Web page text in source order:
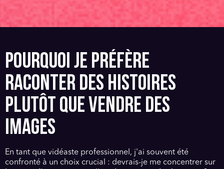
POURQUOI JE PRÉFÈRE
RACONTER DES HISTOIRES
PLUTÔT QUE VENDRE DES
IMAGES
En tant que vidéaste professionnel, j'ai souvent été
confronté à un choix crucial : devrais-je me concentrer sur